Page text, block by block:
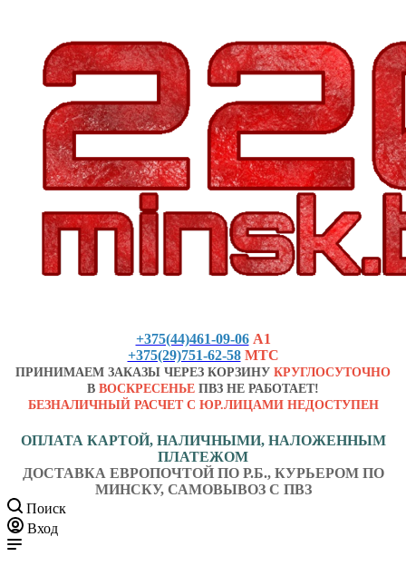
+375(44)461-09-06 А1
+375(29)751-62-58 МТС
ПРИНИМАЕМ ЗАКАЗЫ ЧЕРЕЗ КОРЗИНУ КРУГЛОСУТОЧНО
В ВОСКРЕСЕНЬЕ ПВЗ НЕ РАБОТАЕТ!
БЕЗНАЛИЧНЫЙ РАСЧЕТ С ЮР.ЛИЦАМИ НЕДОСТУПЕН
ОПЛАТА КАРТОЙ, НАЛИЧНЫМИ, НАЛОЖЕННЫМ
ПЛАТЕЖОМ
ДОСТАВКА ЕВРОПОЧТОЙ ПО Р.Б., КУРЬЕРОМ ПО
МИНСКУ, САМОВЫВОЗ С ПВЗ
Поиск
Вход